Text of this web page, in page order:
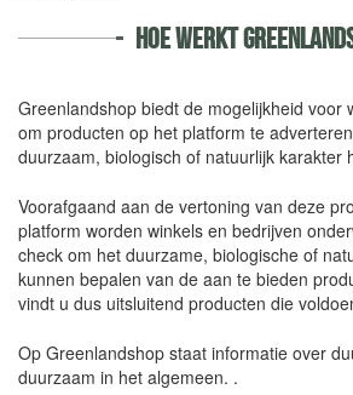
HOE WERKT
Greenlandshop biedt de mogelijkheid voor
om producten op het platform te
duurzaam, biologisch of natuurlijk karakter
Voorafgaand aan de vertoning van deze
platform worden winkels en bedrijven
check om het duurzame, biologische of
kunnen bepalen van de aan te bieden
vindt u dus uitsluitend producten die
Op Greenlandshop staat informatie over
duurzaam in het algemeen. .